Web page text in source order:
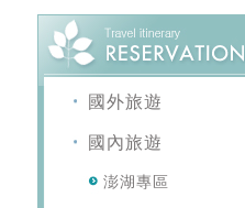
國外旅遊
國內旅遊
澎湖專區